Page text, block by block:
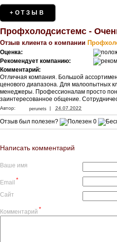
+ОТЗЫВ
Профхолодсистемс -
Отзыв клиента о компании
Оценка:
Рекомендует компанию:
Комментарий:
Отличная компания. Большой
ценового диапазона. Для малоопытных
менеджеры. Профессионалам просто
заинтересованное общение.
Автор: perunets | 24.07.2022
Отзыв был полезен? 0
Написать комментарий
Ваше имя
Email *
Сайт
Комментарий *